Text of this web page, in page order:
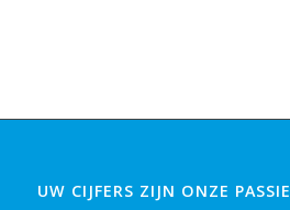
UW CIJFERS ZIJN ONZE PASSIE